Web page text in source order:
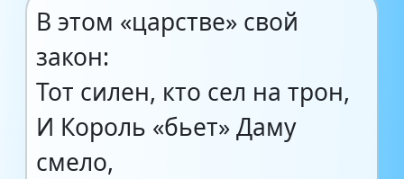
В этом «царстве» свой
закон:
Тот силен, кто сел на трон,
И Король «бьет» Даму
смело,